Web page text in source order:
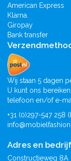
American Express
Klarna.
Giropay
Bank transfer
Wij staan 5 dagen
U kunt ons
telefoon en/of e-
+31 (0)297-547 258
Adres en
Constructieweg 8A